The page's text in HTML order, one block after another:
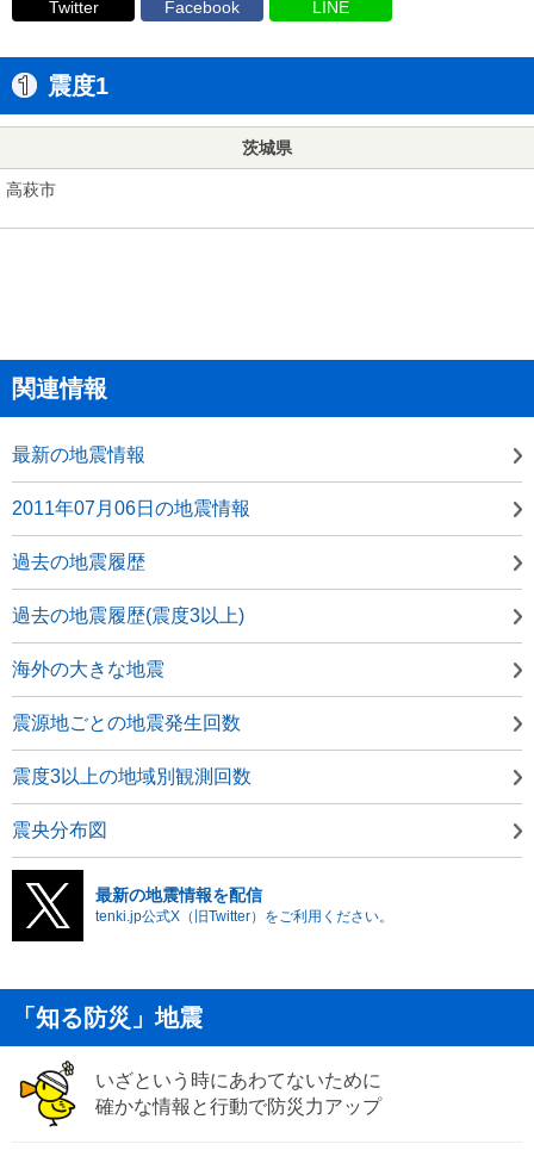
Twitter Facebook LINE
震度1
茨城県
高萩市
関連情報
最新の地震情報
2011年07月06日の地震情報
過去の地震履歴
過去の地震履歴(震度3以上)
海外の大きな地震
震源地ごとの地震発生回数
震度3以上の地域別観測回数
震央分布図
最新の地震情報を配信
tenki.jp公式X（旧Twitter）をご利用ください。
「知る防災」地震
いざという時にあわてないために
確かな情報と行動で防災力アップ